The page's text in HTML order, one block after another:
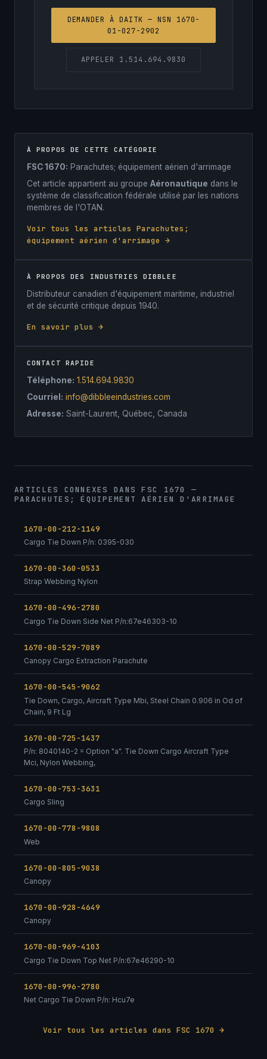
DEMANDER À DAITK — NSN 1670-
01-027-2902
APPELER 1.514.694.9830
À PROPOS DE CETTE CATÉGORIE
FSC 1670: Parachutes; équipement aérien d'arrimage
Cet article appartient au groupe Aéronautique dans le
système de classification fédérale utilisé par les nations
membres de l'OTAN.
Voir tous les articles Parachutes;
équipement aérien d'arrimage →
À PROPOS DES INDUSTRIES DIBBLEE
Distributeur canadien d'équipement maritime, industriel
et de sécurité critique depuis 1940.
En savoir plus →
CONTACT RAPIDE
Téléphone: 1.514.694.9830
Courriel: info@dibbleeindustries.com
Adresse: Saint-Laurent, Québec, Canada
ARTICLES CONNEXES DANS FSC 1670 —
PARACHUTES; ÉQUIPEMENT AÉRIEN D'ARRIMAGE
1670-00-212-1149
Cargo Tie Down P/n: 0395-030
1670-00-360-0533
Strap Webbing Nylon
1670-00-496-2780
Cargo Tie Down Side Net P/n:67e46303-10
1670-00-529-7089
Canopy Cargo Extraction Parachute
1670-00-545-9062
Tie Down, Cargo, Aircraft Type Mbi, Steel Chain 0.906 in Od of
Chain, 9 Ft Lg
1670-00-725-1437
P/n: 8040140-2 = Option "a". Tie Down Cargo Aircraft Type
Mci, Nylon Webbing,
1670-00-753-3631
Cargo Sling
1670-00-778-9808
Web
1670-00-805-9038
Canopy
1670-00-928-4649
Canopy
1670-00-969-4103
Cargo Tie Down Top Net P/n:67e46290-10
1670-00-996-2780
Net Cargo Tie Down P/n: Hcu7e
Voir tous les articles dans FSC 1670 →